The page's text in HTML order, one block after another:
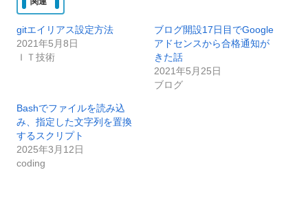
gitエイリアス設定方法
2021年5月8日
ＩＴ技術
ブログ開設17日目でGoogle
アドセンスから合格通知が
きた話
2021年5月25日
ブログ
Bashでファイルを読み込
み、指定した文字列を置換
するスクリプト
2025年3月12日
coding